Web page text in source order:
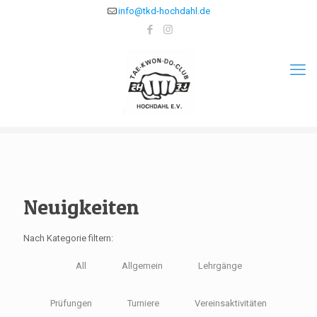
info@tkd-hochdahl.de
Neuigkeiten
Nach Kategorie filtern:
All Allgemein Lehrgänge
Prüfungen Turniere Vereinsaktivitäten